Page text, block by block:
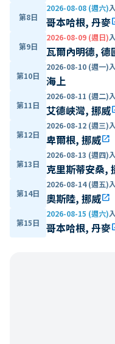
第8日
2026-08-08 (週六)
哥本哈根, 丹麥
第9日
2026-08-09 (週日)
瓦爾內明德, 德
第10日
2026-08-10 (週一)
海上
第11日
2026-08-11 (週二)
艾德峽灣, 挪威
第12日
2026-08-12 (週三)
卑爾根, 挪威open_in_new
第13日
2026-08-13 (週四)
克里斯蒂安桑,
第14日
2026-08-14 (週五)
奧斯陸, 挪威open_in_new
第15日
2026-08-15 (週六)
哥本哈根, 丹麥